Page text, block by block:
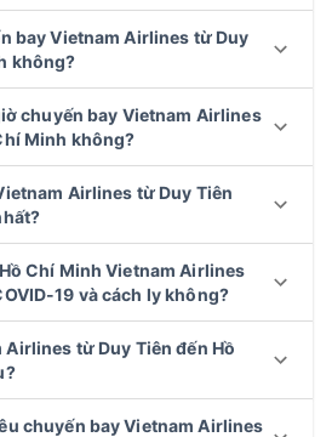
bay Vietnam Airlines từ Duy
không?
chuyến bay Vietnam Airlines
Minh không?
Airlines từ Duy Tiên
Chí Minh Vietnam Airlines
19 và cách ly không?
từ Duy Tiên đến Hồ
chuyến bay Vietnam Airlines